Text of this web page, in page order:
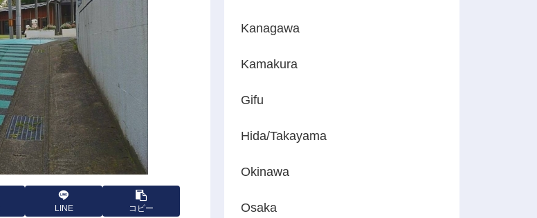
LINE コピー
Kanagawa
Kamakura
Gifu
Hida/Takayama
Okinawa
Osaka